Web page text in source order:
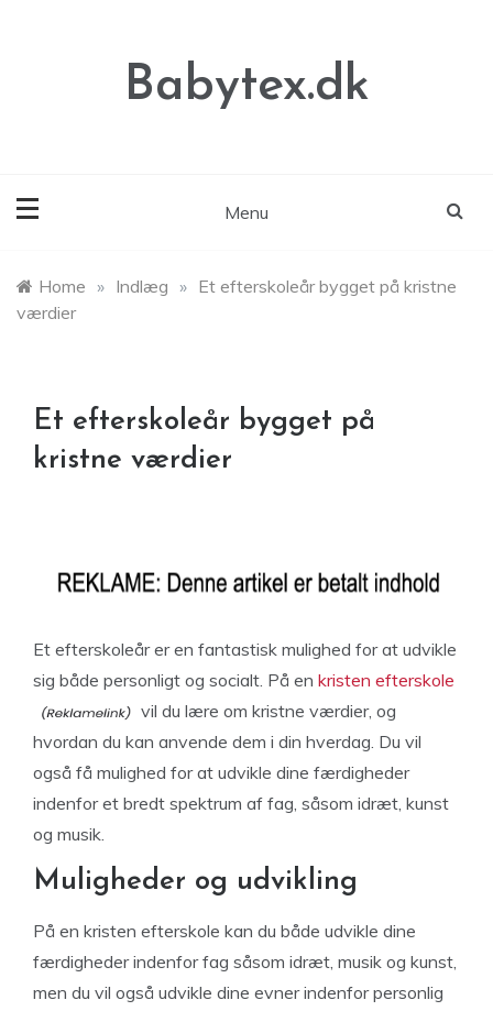
Babytex.dk
Menu
Home » Indlæg » Et efterskoleår bygget på kristne
værdier
Et efterskoleår bygget på
kristne værdier
Et efterskoleår er en fantastisk mulighed for at udvikle
sig både personligt og socialt. På en kristen efterskole
vil du lære om kristne værdier, og
hvordan du kan anvende dem i din hverdag. Du vil
også få mulighed for at udvikle dine færdigheder
indenfor et bredt spektrum af fag, såsom idræt, kunst
og musik.
Muligheder og udvikling
På en kristen efterskole kan du både udvikle dine
færdigheder indenfor fag såsom idræt, musik og kunst,
men du vil også udvikle dine evner indenfor personlig